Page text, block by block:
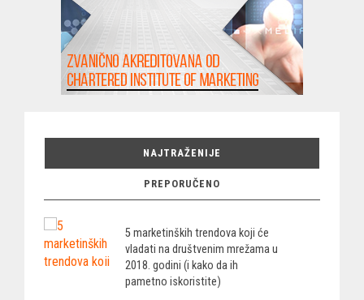
NAJTRAŽENIJE
PREPORUČENO
5 marketinških trendova koji će
vladati na društvenim mrežama u
2018. godini (i kako da ih
pametno iskoristite)